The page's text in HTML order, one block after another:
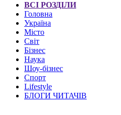
ВСІ РОЗДІЛИ
Головна
Україна
Місто
Світ
Бізнес
Наука
Шоу-бізнес
Спорт
Lifestyle
БЛОГИ ЧИТАЧІВ